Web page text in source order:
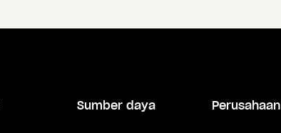
Sumber daya Perusahaan